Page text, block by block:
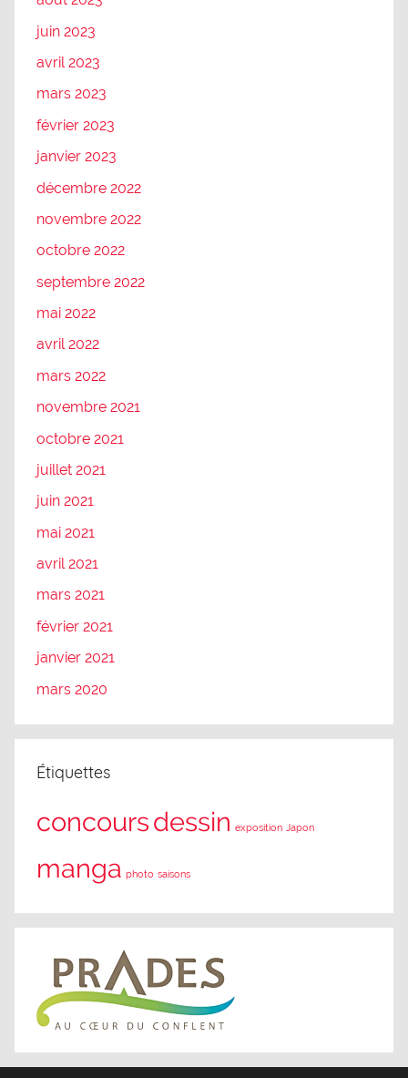
juin 2023
avril 2023
mars 2023
février 2023
janvier 2023
décembre 2022
novembre 2022
octobre 2022
septembre 2022
mai 2022
avril 2022
mars 2022
novembre 2021
octobre 2021
juillet 2021
juin 2021
mai 2021
avril 2021
mars 2021
février 2021
janvier 2021
mars 2020
Étiquettes
concoursdessin exposition Japon
manga photo saisons